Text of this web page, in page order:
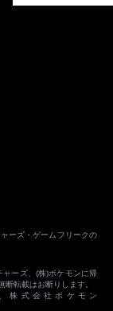
ーズ・ゲームフリークの
ャーズ、(株)ポケモンに帰
転載はお断りします。
株式会社ポケモン